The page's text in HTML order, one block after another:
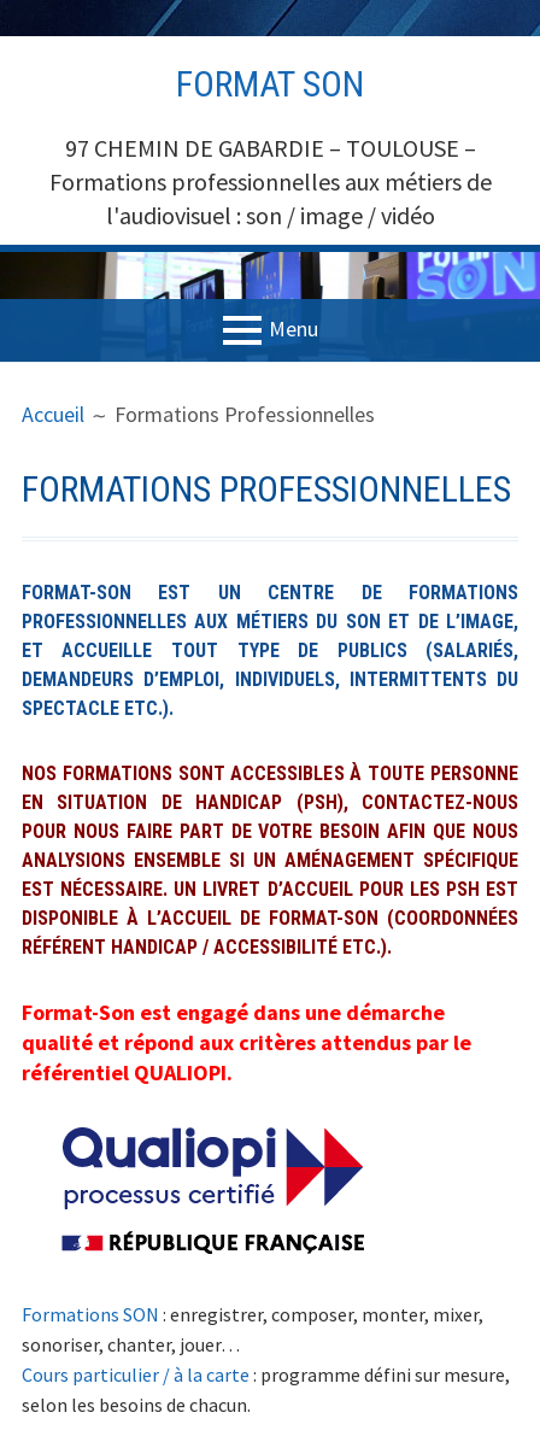
FORMAT SON
97 CHEMIN DE GABARDIE – TOULOUSE –
Formations professionnelles aux métiers de
l'audiovisuel : son / image / vidéo
Menu
PRINCIPAL
Formations SON
Musicien.ne chanteur.se en home-
studio
Création sonore et musicale / Ableton
Prise de son / mixage avec la
Behringer X32
Mastering Audio
Cours particuliers
Infos pratiques
Formulaire de renseignements
Photos
Studio d’Enregistrement
Infos pratiques
L’été des adhérents !
Photos
D'ARIANE
Accueil Formations Professionnelles
FORMATIONS PROFESSIONNELLES
FORMAT-SON EST UN CENTRE DE FORMATIONS
PROFESSIONNELLES AUX MÉTIERS DU SON ET DE L’IMAGE,
ET ACCUEILLE TOUT TYPE DE PUBLICS (SALARIÉS,
DEMANDEURS D’EMPLOI, INDIVIDUELS, INTERMITTENTS DU
SPECTACLE ETC.).
NOS FORMATIONS SONT ACCESSIBLES À TOUTE PERSONNE
EN SITUATION DE HANDICAP (PSH), CONTACTEZ-NOUS
POUR NOUS FAIRE PART DE VOTRE BESOIN AFIN QUE NOUS
ANALYSIONS ENSEMBLE SI UN AMÉNAGEMENT SPÉCIFIQUE
EST NÉCESSAIRE. UN LIVRET D’ACCUEIL POUR LES PSH EST
DISPONIBLE À L’ACCUEIL DE FORMAT-SON (COORDONNÉES
RÉFÉRENT HANDICAP / ACCESSIBILITÉ ETC.).
Format-Son est engagé dans une démarche
qualité et répond aux critères attendus par le
référentiel QUALIOPI.
Formations SON : enregistrer, composer, monter, mixer,
sonoriser, chanter, jouer…
Cours particulier / à la carte : programme défini sur mesure,
selon les besoins de chacun.